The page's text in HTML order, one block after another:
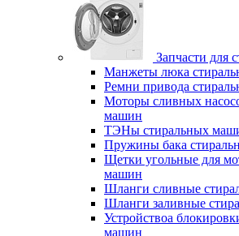
Запчасти для
Манжеты люка
Ремни привода
Моторы сливных
машин
ТЭНы стиральных
Пружины бака
Щетки угольные для
машин
Шланги сливные
Шланги заливные
Устройствоа
машин